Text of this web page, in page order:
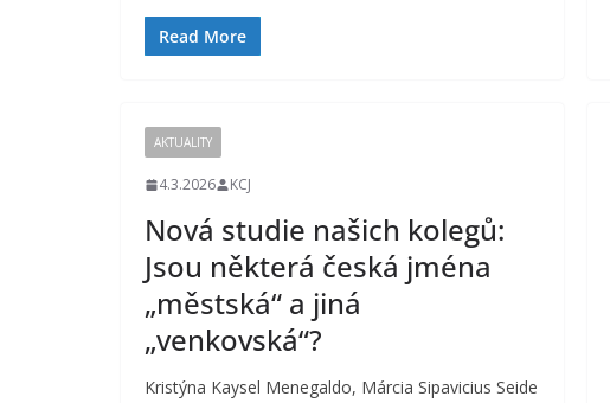
Read More
AKTUALITY
4.3.2026 KCJ
Nová studie našich kolegů:
Jsou některá česká jména
„městská“ a jiná
„venkovská“?
Kristýna Kaysel Menegaldo, Márcia Sipavicius Seide